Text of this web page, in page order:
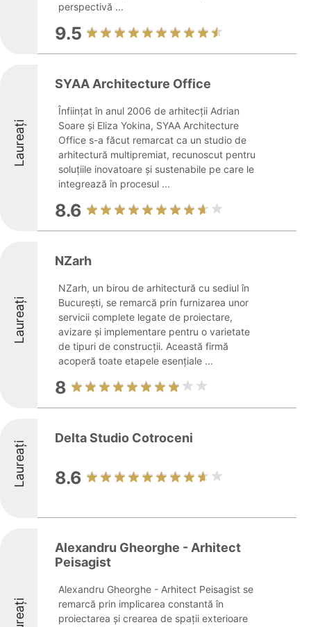
perspectivă ...
9.5
Laureați
SYAA Architecture Office
Înființat în anul 2006 de arhitecții Adrian
Soare și Eliza Yokina, SYAA Architecture
Office s-a făcut remarcat ca un studio de
arhitectură multipremiat, recunoscut pentru
soluțiile inovatoare și sustenabile pe care le
integrează în procesul ...
8.6
Laureați
NZarh
NZarh, un birou de arhitectură cu sediul în
București, se remarcă prin furnizarea unor
servicii complete legate de proiectare,
avizare și implementare pentru o varietate
de tipuri de construcții. Această firmă
acoperă toate etapele esențiale ...
8
Laureați
Delta Studio Cotroceni
8.6
Alexandru Gheorghe - Arhitect
Peisagist
Alexandru Gheorghe - Arhitect Peisagist se
remarcă prin implicarea constantă în
proiectarea și crearea de spații exterioare